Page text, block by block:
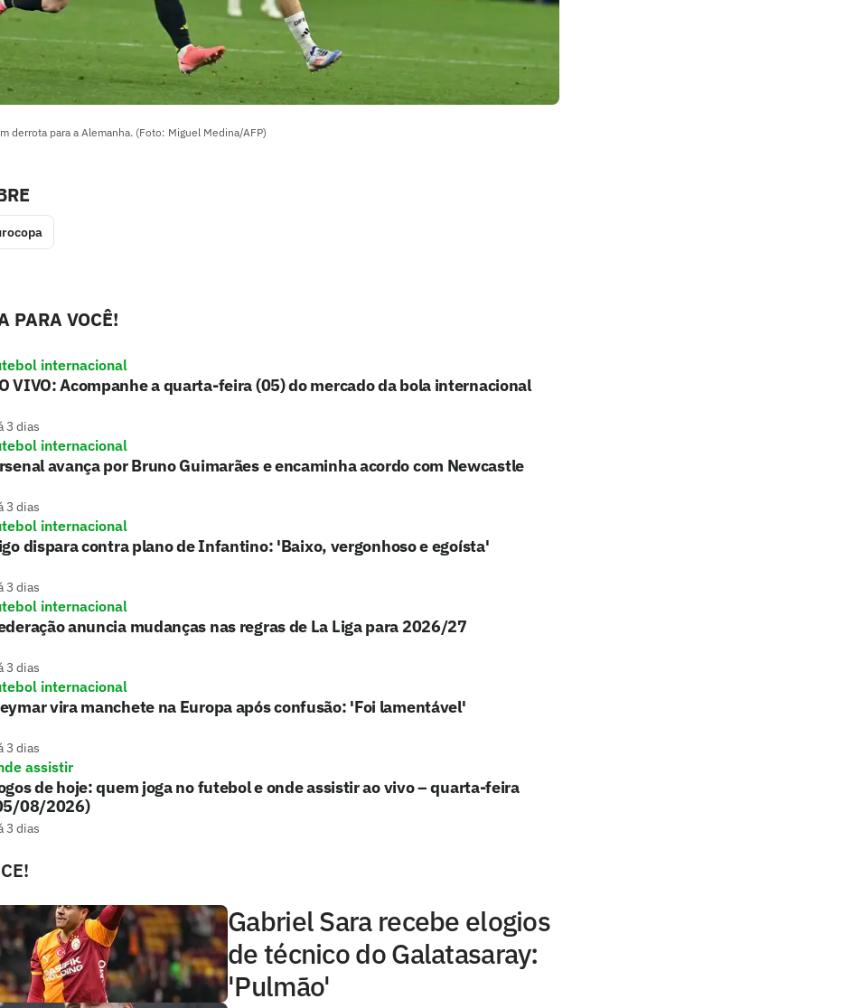
derrota para a Alemanha. (Foto: Miguel Medina/AFP)
PARA VOCÊ!
internacional
VIVO: Acompanhe a quarta-feira (05) do mercado da bola internacional
3 dias
internacional
avança por Bruno Guimarães e encaminha acordo com Newcastle
3 dias
internacional
dispara contra plano de Infantino: 'Baixo, vergonhoso e egoísta'
3 dias
internacional
anuncia mudanças nas regras de La Liga para 2026/27
3 dias
internacional
vira manchete na Europa após confusão: 'Foi lamentável'
3 dias
assistir
de hoje: quem joga no futebol e onde assistir ao vivo – quarta-feira
08/2026)
3 dias
Gabriel Sara recebe elogios
de técnico do Galatasaray:
'Pulmão'